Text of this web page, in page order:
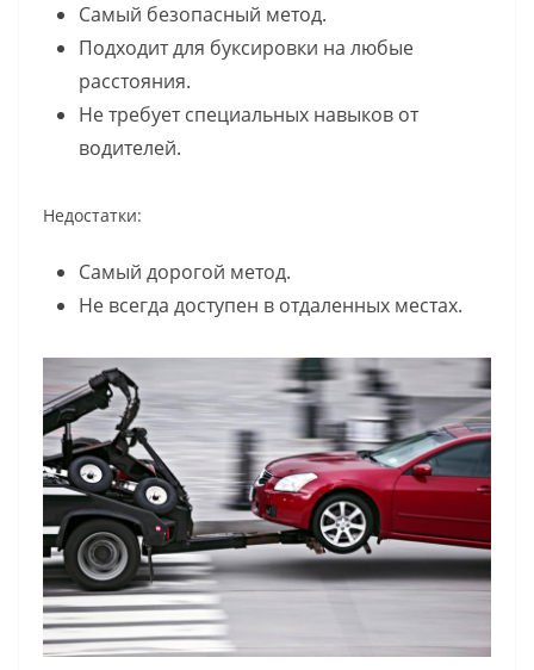
Самый безопасный метод.
Подходит для буксировки на любые
расстояния.
Не требует специальных навыков от
водителей.
Недостатки:
Самый дорогой метод.
Не всегда доступен в отдаленных местах.